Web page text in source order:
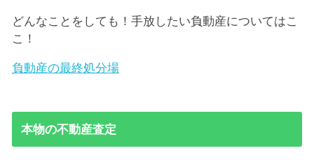
どんなことをしても！手放したい負動産についてはこ
こ！
負動産の最終処分場
本物の不動産査定